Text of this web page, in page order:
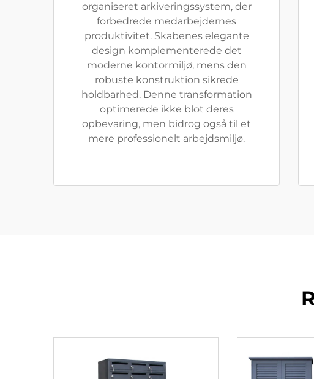
organiseret arkiveringssystem, der
forbedrede medarbejdernes
produktivitet. Skabenes elegante
design komplementerede det
moderne kontormiljø, mens den
robuste konstruktion sikrede
holdbarhed. Denne transformation
optimerede ikke blot deres
opbevaring, men bidrog også til et
mere professionelt arbejdsmiljø.